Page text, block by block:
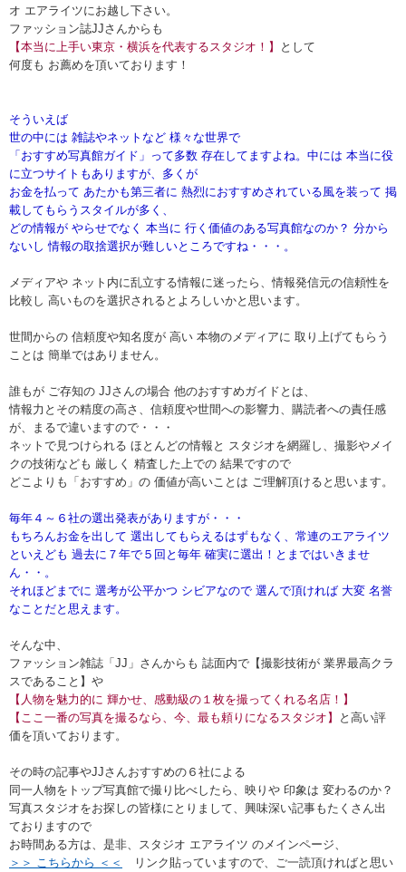
オ エアライツにお越し下さい。
ファッション誌JJさんからも
【本当に上手い東京・横浜を代表するスタジオ！】
として
何度も お薦めを頂いております！
そういえば
世の中には 雑誌やネットなど 様々な世界で
「おすすめ写真館ガイド」って多数 存在してますよね。中には 本当に役
に立つサイトもありますが、多くが
お金を払って あたかも第三者に 熱烈におすすめされている風を装って 掲
載してもらうスタイルが多く、
どの情報が やらせでなく 本当に 行く価値のある写真館なのか？ 分から
ないし 情報の取捨選択が難しいところですね・・・。
メディアや ネット内に乱立する情報に迷ったら、情報発信元の信頼性を
比較し 高いものを選択されるとよろしいかと思います。
世間からの 信頼度や知名度が 高い 本物のメディアに 取り上げてもらう
ことは 簡単ではありません。
誰もが ご存知の JJさんの場合 他のおすすめガイドとは、
情報力とその精度の高さ、信頼度や世間への影響力、購読者への責任感
が、まるで違いますので・・・
ネットで見つけられる ほとんどの情報と スタジオを網羅し、撮影やメイ
クの技術なども 厳しく 精査した上での 結果ですので
どこよりも「おすすめ」の 価値が高いことは ご理解頂けると思います。
毎年４～６社の選出発表がありますが・・・
もちろんお金を出して 選出してもらえるはずもなく、常連のエアライツ
といえども 過去に７年で５回と毎年 確実に選出！とまではいきませ
ん・・。
それほどまでに 選考が公平かつ シビアなので 選んで頂ければ 大変 名誉
なことだと思えます。
そんな中、
ファッション雑誌「JJ」さんからも 誌面内で【撮影技術が 業界最高クラ
スであること】や
【人物を魅力的に 輝かせ、感動級の１枚を撮ってくれる名店！】
【ここ一番の写真を撮るなら、今、最も頼りになるスタジオ】
と高い評
価を頂いております。
その時の記事やJJさんおすすめの６社による
同一人物をトップ写真館で撮り比べしたら、映りや 印象は 変わるのか？
写真スタジオをお探しの皆様にとりまして、興味深い記事もたくさん出
ておりますので
お時間ある方は、是非、スタジオ エアライツ のメインページ、
＞＞ こちらから ＜＜
リンク貼っていますので、ご一読頂ければと思い